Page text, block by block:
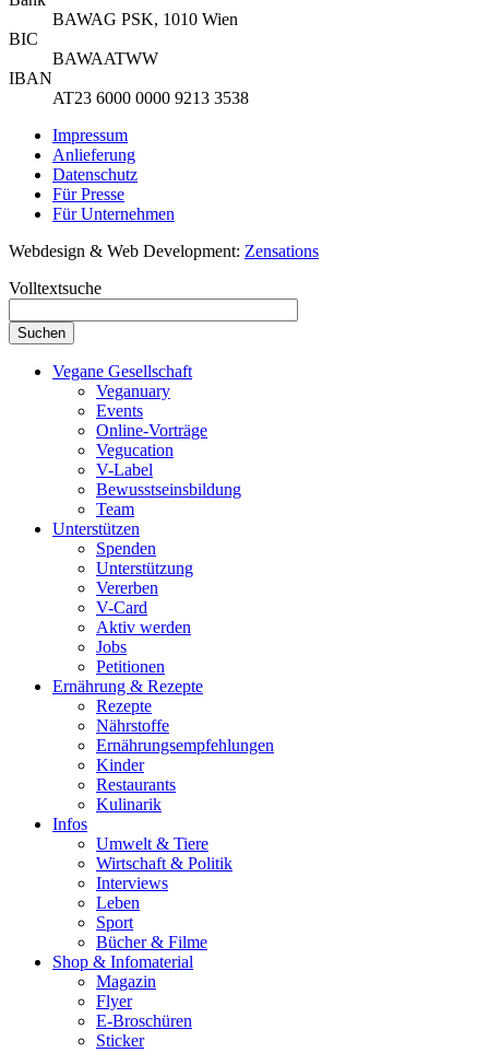
BAWAG PSK, 1010 Wien
BIC
BAWAATWW
IBAN
AT23 6000 0000 9213 3538
Impressum
Anlieferung
Datenschutz
Für Presse
Für Unternehmen
Webdesign & Web Development: Zensations
Volltextsuche
Vegane Gesellschaft
Veganuary
Events
Online-Vorträge
Vegucation
V-Label
Bewusstseinsbildung
Team
Unterstützen
Spenden
Unterstützung
Vererben
V-Card
Aktiv werden
Jobs
Petitionen
Ernährung & Rezepte
Rezepte
Nährstoffe
Ernährungsempfehlungen
Kinder
Restaurants
Kulinarik
Infos
Umwelt & Tiere
Wirtschaft & Politik
Interviews
Leben
Sport
Bücher & Filme
Shop & Infomaterial
Magazin
Flyer
E-Broschüren
Sticker